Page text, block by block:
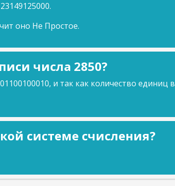
оно Не Простое.
числа 2850?
и так как количество единиц в
системе счисления?